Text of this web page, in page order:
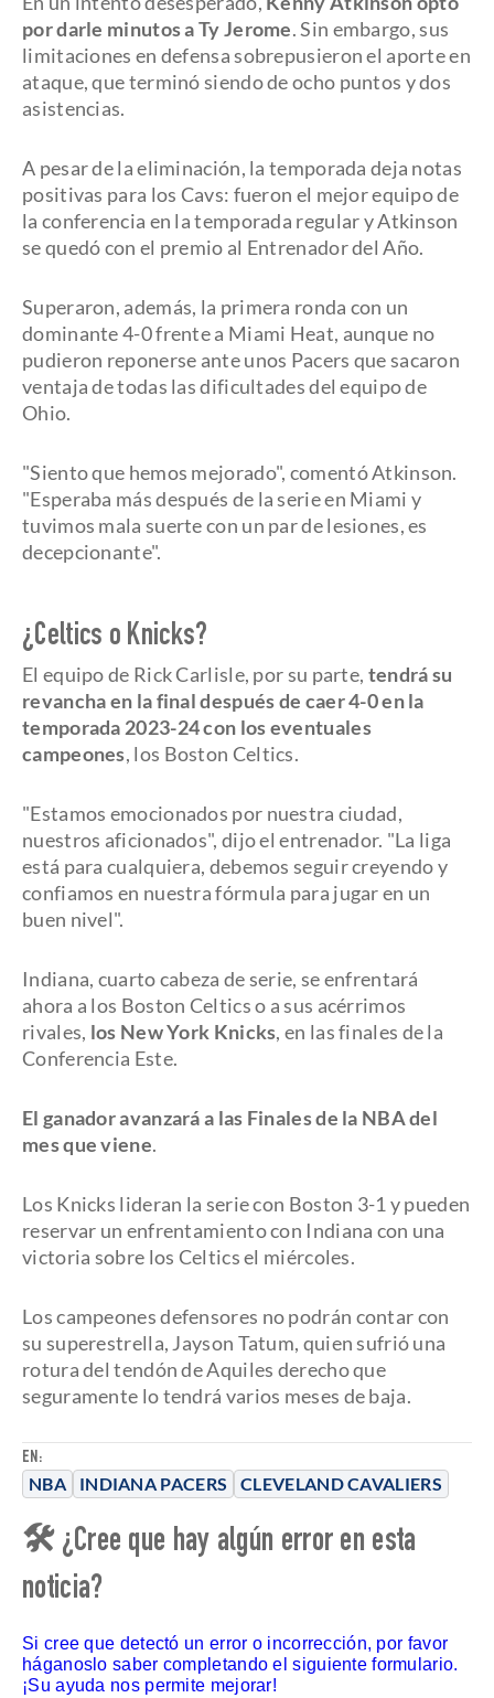
EN:
NBA INDIANA PACERS CLEVELAND CAVALIERS
por darle minutos a Ty Jerome. Sin embargo, sus
limitaciones en defensa sobrepusieron el aporte en
ataque, que terminó siendo de ocho puntos y dos
asistencias.
A pesar de la eliminación, la temporada deja notas
positivas para los Cavs: fueron el mejor equipo de
la conferencia en la temporada regular y Atkinson
se quedó con el premio al Entrenador del Año.
Superaron, además, la primera ronda con un
dominante 4-0 frente a Miami Heat, aunque no
pudieron reponerse ante unos Pacers que sacaron
ventaja de todas las dificultades del equipo de
Ohio.
"Siento que hemos mejorado", comentó Atkinson.
"Esperaba más después de la serie en Miami y
tuvimos mala suerte con un par de lesiones, es
decepcionante".
¿Celtics o Knicks?
El equipo de Rick Carlisle, por su parte, tendrá su
revancha en la final después de caer 4-0 en la
temporada 2023-24 con los eventuales
campeones, los Boston Celtics.
"Estamos emocionados por nuestra ciudad,
nuestros aficionados", dijo el entrenador. "La liga
está para cualquiera, debemos seguir creyendo y
confiamos en nuestra fórmula para jugar en un
buen nivel".
Indiana, cuarto cabeza de serie, se enfrentará
ahora a los Boston Celtics o a sus acérrimos
rivales, los New York Knicks, en las finales de la
Conferencia Este.
El ganador avanzará a las Finales de la NBA del
mes que viene.
Los Knicks lideran la serie con Boston 3-1 y pueden
reservar un enfrentamiento con Indiana con una
victoria sobre los Celtics el miércoles.
Los campeones defensores no podrán contar con
su superestrella, Jayson Tatum, quien sufrió una
rotura del tendón de Aquiles derecho que
seguramente lo tendrá varios meses de baja.
🛠 ¿Cree que hay algún error en esta
noticia?
Si cree que detectó un error o incorrección, por favor
háganoslo saber completando el siguiente formulario.
¡Su ayuda nos permite mejorar!